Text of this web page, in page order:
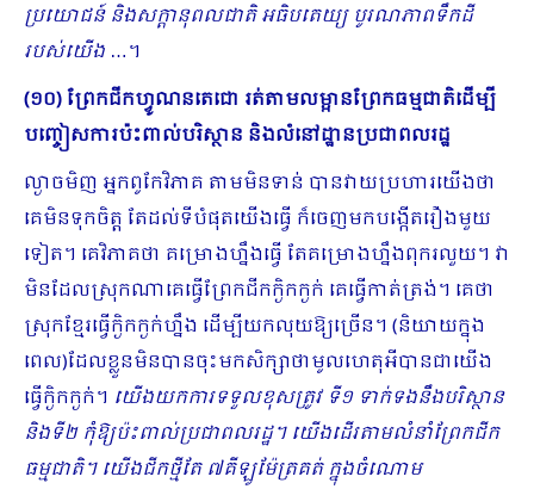
ប្រយោជន៍ និងសក្ដានុពលជាតិ អធិបតេយ្យ បូរណភាពទឹកដី
របស់យើង …។
(១០) ព្រែកជីកហ្វូណនតេជោ រត់តាមលម្អានព្រែកធម្មជាតិដើម្បី
បញ្ចៀសការប៉ះពាល់បរិស្ថាន​ និងលំនៅដ្ឋានប្រជាពលរដ្ឋ
ល្ងាចមិញ អ្នកពូកែវិភាគ តាមមិនទាន់ បានវាយប្រហារយើងថា
គេមិនទុកចិត្ត តែដល់ទីបំផុតយើងធ្វើ ក៏ចេញមកបង្កើតរឿងមួយ
ទៀត។ គេវិភាគថា គម្រោងហ្នឹងធ្វើ តែគម្រោងហ្នឹងពុករលួយ។ វា
មិនដែលស្រុកណាគេធ្វើព្រែកជីកក្ងិកក្ងក់ គេធ្វើកាត់ត្រង់។ គេថា
ស្រុកខ្មែរធ្វើក្ងិកក្ងក់ហ្នឹង ដើម្បីយកលុយឱ្យច្រើន។ (និយាយក្នុង
ពេល)​ដែលខ្លួនមិនបានចុះមកសិក្សាថាមូលហេតុអីបានជាយើង
ធ្វើក្ងិកក្ងក់។ យើងយកការទទួលខុសត្រូវ ទី១ ទាក់ទងនឹងបរិស្ថាន​
និងទី២ កុំឱ្យប៉ះពាល់ប្រជាពលរដ្ឋ។ យើងដើរតាមលំនាំព្រែកជីក
ធម្មជាតិ។ យើងជីកថ្មីតែ ៧គីឡូម៉ែត្រគត់ ក្នុងចំណោម